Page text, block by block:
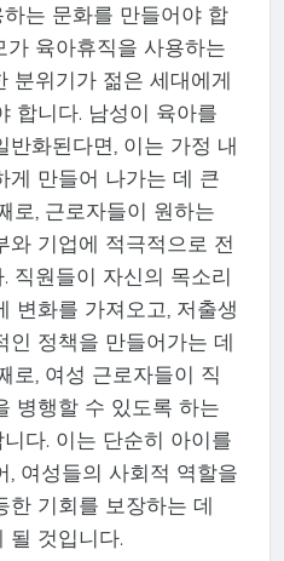
는 문화를 만들어야 합
가 육아휴직을 사용하는
분위기가 젊은 세대에게
합니다. 남성이 육아를
화된다면, 이는 가정 내
게 만들어 나가는 데 큰
로, 근로자들이 원하는
와 기업에 적극적으로 전
직원들이 자신의 목소리
변화를 가져오고, 저출생
인 정책을 만들어가는 데
로, 여성 근로자들이 직
병행할 수 있도록 하는
다. 이는 단순히 아이를
, 여성들의 사회적 역할을
한 기회를 보장하는 데
될 것입니다.